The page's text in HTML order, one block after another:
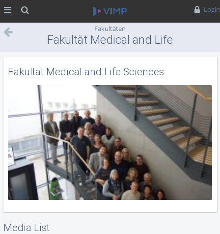
Login
Fakultäten
Fakultät Medical and Life
Sciences
Fakultät Medical and Life Sciences
Media List